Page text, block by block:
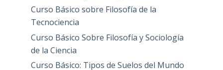
Curso Básico sobre Filosofía de la
Tecnociencia
Curso Básico Sobre Filosofía y Sociología
de la Ciencia
Curso Básico: Tipos de Suelos del Mundo